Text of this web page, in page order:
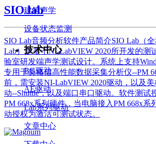
SIO lab
SIO Lab音频分析软件产品简介SIO Lab（全
Lab）是基于NI-LabVIEW 2020所开发的测
验室研发端声学测试设计。系统上支持
专用于美格信高性能数据采集分析仪--PM
前，需安装NI-LabVIEW 2020驱动，以及
动--Shuttle，以及端口串口驱动。软件测试
PM 668x系列硬件，当电脑接入PM 668x系
动授权为激活可测试状态。
建筑声学
设备状态监测
技术中心
BG驱动
AE驱动
Lab系列驱动
文章中心